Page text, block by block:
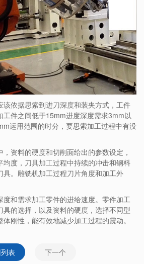
依据思索到进刀深度和装夹方式，工件
工件之间低于15mm进度深度需求3mm以
运用范围的时分，要思索加工过程中有没
资料的硬度和切削面给出的参数设定，
均度，刀具加工过程中持续的冲击和钢料
具。雕铣机加工过程刀片角度和加工外
和需求加工零件的进给速度。零件加工
的选择，以及资料的硬度，选择不同型
刚性，能有效地减少加工过程的震动。
表 下一个